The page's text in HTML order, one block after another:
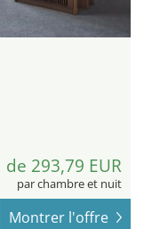
de 293,79 EUR
par chambre et nuit
Montrer l'offre